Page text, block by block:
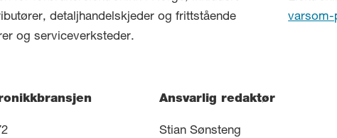
detaljhandelskjeder og frittstående
og serviceverksteder.
varsom-
Ansvarlig redaktør
Stian Sønsteng